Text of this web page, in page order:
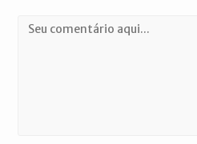
Comentário